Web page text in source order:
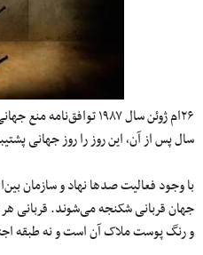
۲۶ام ژوئن سال ۱۹۸۷
سال پس از آن٬ این روز را روز جهانی پشتیبانی از قربانیان شکنجه اعلام کرد.
و رنگ پوست ملاک آن است و نه طبقه